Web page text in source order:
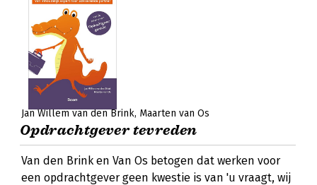
Jan Willem van den Brink Maarten van Os
Opdrachtgever tevreden
Van den Brink en Van Os betogen dat werken voor
een opdrachtgever geen kwestie is van 'u vraagt, wij